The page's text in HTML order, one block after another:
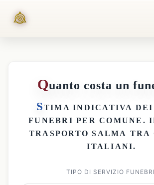
Quanto costa un
STIMA INDICATIVA DEI
FUNEBRI PER COMUNE .
TRASPORTO SALMA TRA
ITALIANI.
TIPO DI SERVIZIO